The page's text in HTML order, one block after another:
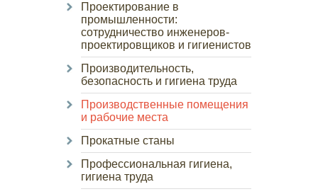
Проектирование в
промышленности:
сотрудничество инженеров-
проектировщиков и гигиенистов
Производительность,
безопасность и гигиена труда
Производственные помещения
и рабочие места
Прокатные станы
Профессиональная гигиена,
гигиена труда